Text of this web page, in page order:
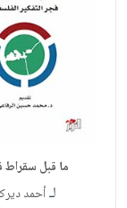
ما قبل سقراط
لـأحمد